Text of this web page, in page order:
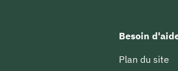
Besoin
Plan du site